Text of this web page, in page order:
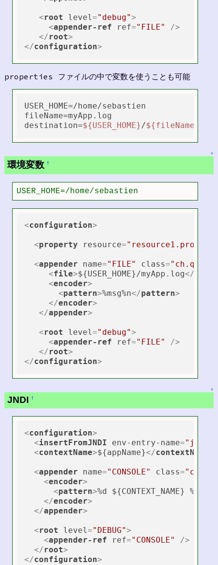
<root level ="debug">
<appender-ref ref="FILE"
/>
</root>
</configuration>
properties ファイルの中で変数を使うことも可能
USER_HOME
fileName
destination=${USER_HOME} /${fileName}
↑
環境変数 †
USER_HOME=/home/sebastien
<configuration>
<property resource=
<appender name="FILE" class=
<file>${USER_HOME}/myApp.log</
<encoder>
<pattern>%msg%n</pattern>
</encoder>
</appender>
<root level="debug">
<appender-ref ref="FILE"
/>
</root>
</configuration>
↑
JNDI †
<configuration>
<insertFromJNDI env-entry-name=
<contextName>${appName}</contextName
<appender name="CONSOLE" class=
<encoder>
<pattern>%d ${CONTEXT_NAME}
</encoder>
</appender>
<root level="DEBUG">
<appender-ref ref="CONSOLE"
/>
</root>
</configuration>